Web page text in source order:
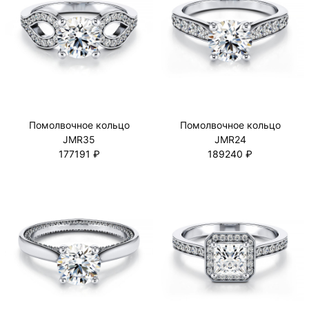
Помолвочное кольцо
JMR35
177191 ₽
Помолвочное кольцо
JMR24
189240 ₽